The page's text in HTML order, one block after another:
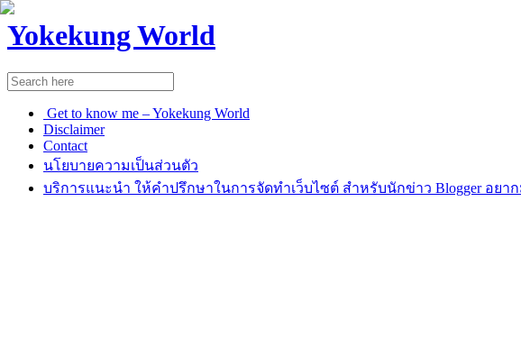
Yokekung World
Get to know me – Yokekung World
Disclaimer
Contact
นโยบายความเป็นส่วนตัว
บริการแนะนำ ให้คำปรึกษาในการจัดทำเว็บไซต์ สำหรับนักข่าว Blogger อยาก